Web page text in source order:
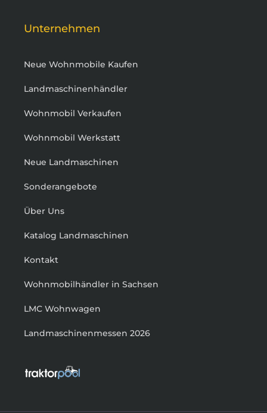
Unternehmen
Neue Wohnmobile Kaufen
Landmaschinenhändler
Wohnmobil Verkaufen
Wohnmobil Werkstatt
Neue Landmaschinen
Sonderangebote
Über Uns
Katalog Landmaschinen
Kontakt
Wohnmobilhändler in Sachsen
LMC Wohnwagen
Landmaschinenmessen 2026